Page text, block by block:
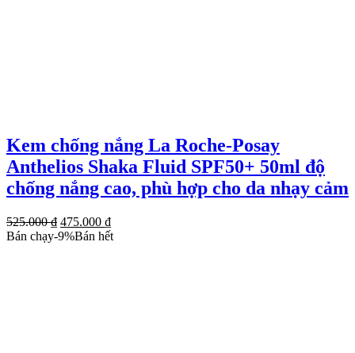
Kem chống nắng La Roche-Posay
Anthelios Shaka Fluid SPF50+ 50ml độ
chống nắng cao, phù hợp cho da nhạy cảm
525.000₫ Giá
gốc
475.000 ₫Giá
hiện
Bán chạy-9%Bán hết